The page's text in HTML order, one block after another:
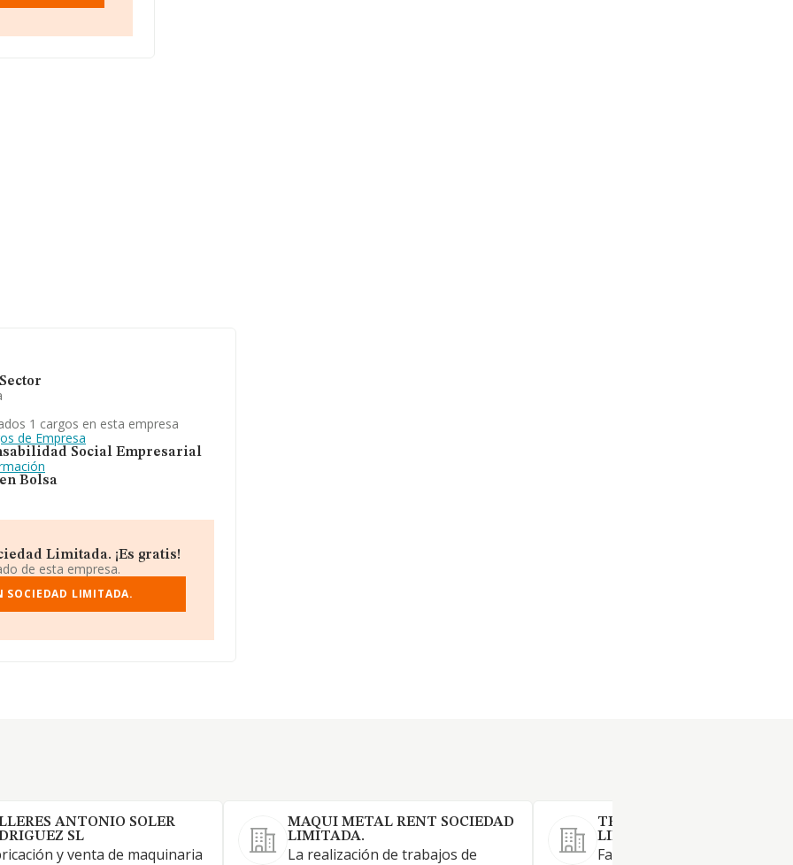
millones de euros y
1 cargos en esta empresa
de Empresa
Social Empresarial
Bolsa
Limitada. ¡Es gratis!
de esta empresa.
SOCIEDAD LIMITADA.
ANTONIO SOLER
SL
y venta de maquinaria
MAQUI METAL RENT SOCIEDAD
LIMITADA.
La realización de trabajos de
TECNIAIENSU SOCIEDAD
LIMITADA.
Fabricación de carpintería